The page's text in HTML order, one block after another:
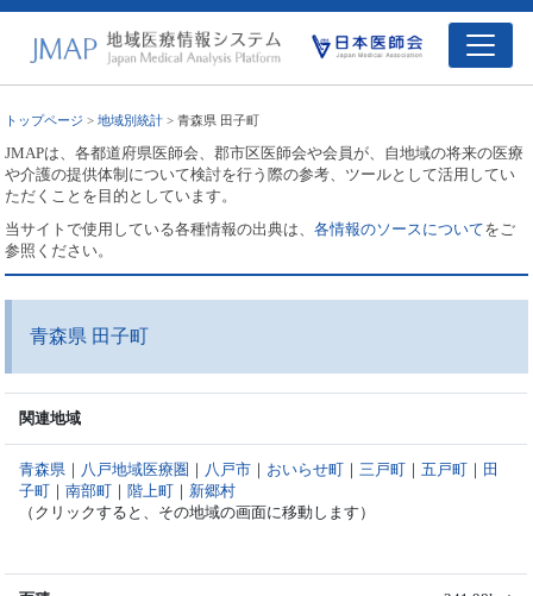
トップページ >地域別統計 > 青森県 田子町
JMAPは、各都道府県医師会、郡市区医師会や会員が、自地域の将来の医療
や介護の提供体制について検討を行う際の参考、ツールとして活用してい
ただくことを目的としています。
当サイトで使用している各種情報の出典は、各情報のソースについてをご
参照ください。
青森県 田子町
関連地域
青森県 ｜ 八戸地域医療圏 ｜ 八戸市 ｜ おいらせ町 ｜ 三戸町 ｜五戸町 ｜ 田
子町 ｜南部町 ｜階上町 ｜ 新郷村
（クリックすると、その地域の画面に移動します）